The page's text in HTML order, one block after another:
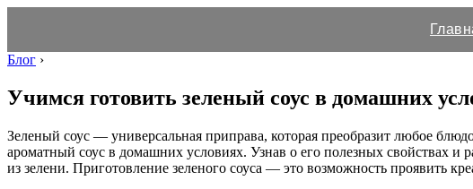
Блог ›
Учимся готовить зеленый соус в домашних
Зеленый соус — универсальная приправа, которая преобразит любое
ароматный соус в домашних условиях. Узнав о его полезных свойствах
из зелени. Приготовление зеленого соуса — это возможность проявить